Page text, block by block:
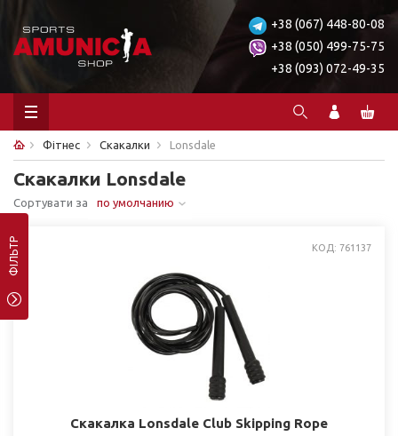
+38 (067) 448-80-08
+38 (050) 499-75-75
+38 (093) 072-49-35
Фітнес Скакалки Lonsdale
Скакалки Lonsdale
Сортувати за по умолчанию
ФІЛЬТР КОД: 761137
Скакалка Lonsdale Club Skipping Rope